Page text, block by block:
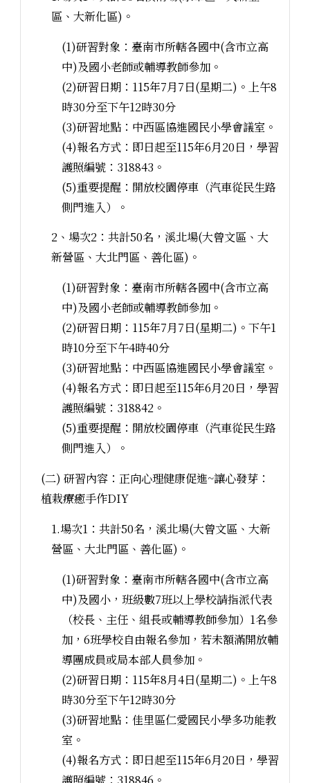
區、大新化區)。
(1)研習對象：臺南市所轄各國中(含市立高
中)及國小老師或輔導教師參加。
(2)研習日期：115年7月7日(星期二)。上午8
時30分至下午12時30分
(3)研習地點：中西區協進國民小學會議室。
(4)報名方式：即日起至115年6月20日，學習
護照編號：318843。
(5)重要提醒：開放校園停車（汽車從民生路
側門進入）。
2、場次2：共計50名，溪北場(大曾文區、大
新營區、大北門區、善化區)。
(1)研習對象：臺南市所轄各國中(含市立高
中)及國小老師或輔導教師參加。
(2)研習日期：115年7月7日(星期二)。下午1
時10分至下午4時40分
(3)研習地點：中西區協進國民小學會議室。
(4)報名方式：即日起至115年6月20日，學習
護照編號：318842。
(5)重要提醒：開放校園停車（汽車從民生路
側門進入）。
(二) 研習內容：正向心理健康促進~讓心發芽：
植栽療癒手作DIY
1.場次1：共計50名，溪北場(大曾文區、大新
營區、大北門區、善化區)。
(1)研習對象：臺南市所轄各國中(含市立高
中)及國小，班級數7班以上學校請指派代表
（校長、主任、組長或輔導教師參加）1名參
加，6班學校自由報名參加，若未額滿開放輔
導團成員或局本部人員參加。
(2)研習日期：115年8月4日(星期二)。上午8
時30分至下午12時30分
(3)研習地點：佳里區仁愛國民小學多功能教
室。
(4)報名方式：即日起至115年6月20日，學習
護照編號：318846。